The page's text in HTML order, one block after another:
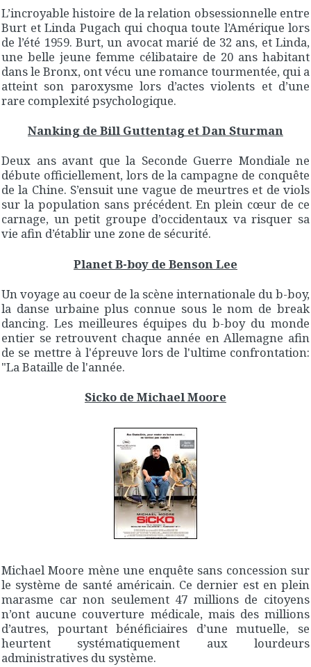
L’incroyable histoire de la relation obsessionnelle entre
Burt et Linda Pugach qui choqua toute l’Amérique lors
de l’été 1959. Burt, un avocat marié de 32 ans, et Linda,
une belle jeune femme célibataire de 20 ans habitant
dans le Bronx, ont vécu une romance tourmentée, qui a
atteint son paroxysme lors d’actes violents et d’une
rare complexité psychologique.
Nanking de Bill Guttentag et Dan Sturman
Deux ans avant que la Seconde Guerre Mondiale ne
débute officiellement, lors de la campagne de conquête
de la Chine. S’ensuit une vague de meurtres et de viols
sur la population sans précédent. En plein cœur de ce
carnage, un petit groupe d’occidentaux va risquer sa
vie afin d’établir une zone de sécurité.
Planet B-boy de Benson Lee
Un voyage au coeur de la scène internationale du b-boy,
la danse urbaine plus connue sous le nom de break
dancing. Les meilleures équipes du b-boy du monde
entier se retrouvent chaque année en Allemagne afin
de se mettre à l'épreuve lors de l'ultime confrontation:
"La Bataille de l'année.
Sicko de Michael Moore
Michael Moore mène une enquête sans concession sur
le système de santé américain. Ce dernier est en plein
marasme car non seulement 47 millions de citoyens
n’ont aucune couverture médicale, mais des millions
d’autres, pourtant bénéficiaires d’une mutuelle, se
heurtent systématiquement aux lourdeurs
administratives du système.